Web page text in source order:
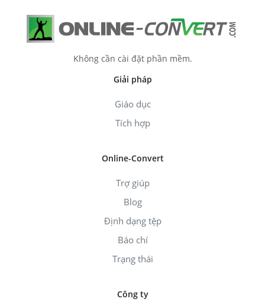
Không cần cài đặt phần mềm.
Giải pháp
Giáo dục
Tích hợp
Online-Convert
Trợ giúp
Blog
Định dạng tệp
Báo chí
Trạng thái
Công ty